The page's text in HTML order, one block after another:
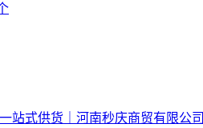
站式供货｜河南秒庆商贸有限公司